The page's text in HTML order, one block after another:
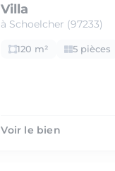
Villa
à Schoelcher (97233)
120 m² 5 pièces
Voir le bien